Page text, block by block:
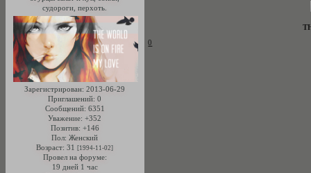
судороги, перхоть.
Зарегистрирован: 2013-06-29
Приглашений: 0
Сообщений: 6351
Уважение: +352
Позитив: +146
Пол: Женский
Возраст: 31[1994-11-02]
Провел на форуме:
19 дней 1 час
0